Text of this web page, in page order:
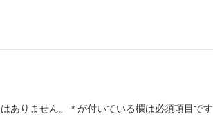
ありません。 * が付いている欄は必須項目です